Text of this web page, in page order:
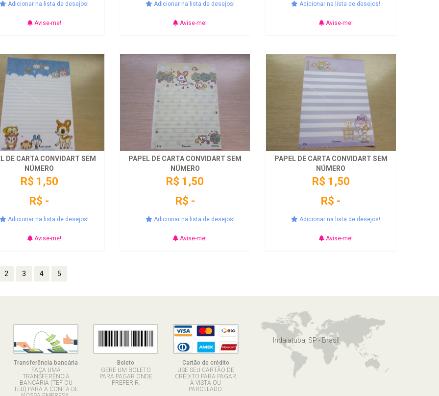
Adicionar na lista de desejos!
Avise-me!
Adicionar na lista de desejos!
Avise-me!
Adicionar na lista de desejos!
Avise-me!
DE CARTA CONVIDART SEM
NÚMERO
R$ 1,50
R$ -
Adicionar na lista de desejos!
Avise-me!
PAPEL DE CARTA CONVIDART SEM
NÚMERO
R$ 1,50
R$ -
Adicionar na lista de desejos!
Avise-me!
PAPEL DE CARTA CONVIDART SEM
NÚMERO
R$ 1,50
R$ -
Adicionar na lista de desejos!
Avise-me!
2 3 4 5
Transferência bancária
FAÇA UMA
TRANSFERÊNCIA
BANCÁRIA (TEF OU
TED) PARA A CONTA DE
Boleto
GERE UM BOLETO
PARA PAGAR ONDE
PREFERIR.
Cartão de crédito
USE SEU CARTÃO DE
CRÉDITO PARA PAGAR
À VISTA OU
PARCELADO.
Indaiatuba, SP - Brasil